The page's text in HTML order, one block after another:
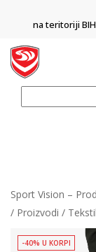
na teritoriji
Sport Vision –
Proizvodi
Tekstil
-40% U KORPI